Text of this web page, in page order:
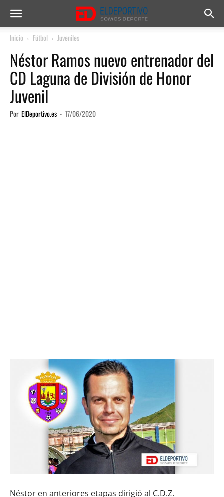
Inicio Fútbol Juveniles
Néstor Ramos nuevo entrenador del
CD Laguna de División de Honor
Juvenil
Por ElDeportivo.es - 17/06/2020
Néstor en anteriores etapas dirigió al C.D.Z.